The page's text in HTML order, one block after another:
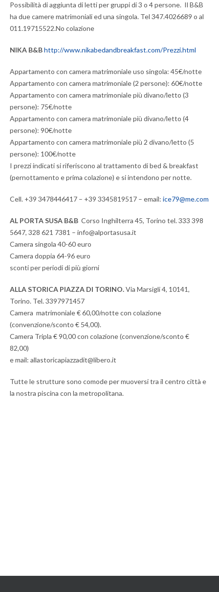
Possibilità di aggiunta di letti per gruppi di 3 o 4 persone. Il B&B
ha due camere matrimoniali ed una singola. Tel 347.4026689 o al
011.19715522.No colazione
NIKA B&Bhttp://www.nikabedandbreakfast.com/Prezzi.html
Appartamento con camera matrimoniale uso singola: 45€/notte
Appartamento con camera matrimoniale (2 persone): 60€/notte
Appartamento con camera matrimoniale più divano/letto (3
persone): 75€/notte
Appartamento con camera matrimoniale più divano/letto (4
persone): 90€/notte
Appartamento con camera matrimoniale più 2 divano/letto (5
persone): 100€/notte
I prezzi indicati si riferiscono al trattamento di bed & breakfast
(pernottamento e prima colazione) e si intendono per notte.
Cell. +39 3478446417 – +39 3345819517 – email: ice79@me.com
AL PORTA SUSA B&B Corso Inghilterra 45, Torino tel. 333 398
5647, 328 621 7381 – info@alportasusa.it
Camera singola 40-60 euro
Camera doppia 64-96 euro
sconti per periodi di più giorni
ALLA STORICA PIAZZA DI TORINO.Via Marsigli 4, 10141,
Torino. Tel. 3397971457
Camera matrimoniale € 60,00/notte con colazione
(convenzione/sconto € 54,00).
Camera Tripla € 90,00 con colazione (convenzione/sconto €
82,00)
e mail: allastoricapiazzadit@libero.it
Tutte le strutture sono comode per muoversi tra il centro città e
la nostra piscina con la metropolitana.